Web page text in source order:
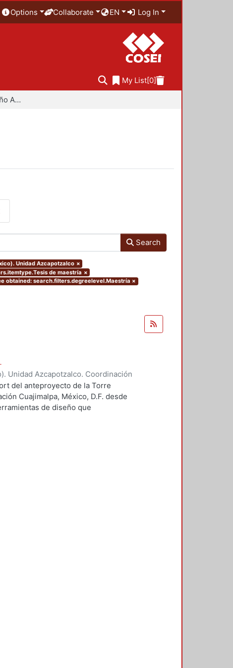
Options Collaborate EN Log In
My List[0]
Especialidad en Diseño Ambiental
Search
Unidad Azcapotzalco ×
de maestría ×
obtained: search.filters.degreelevel.Maestría ×
Unidad Azcapotzalco. Coordinación
Guillermo Heriberto
del anteproyecto de la Torre
Cuajimalpa, México, D.F. desde
de diseño que